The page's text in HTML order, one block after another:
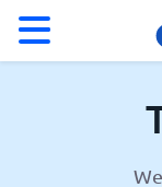
Wetter in Trbovlje